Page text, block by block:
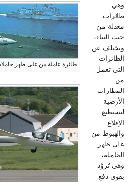
طائرة عاملة من على ظهر
وهي
طائرات
معدلة من
حيث البناء،
وتختلف عن
الطائرات
التي تعمل
من
المطارات
الأرضية
لتستطيع
الإقلاع
والهبوط من
على ظهر
الحاملة،
وهي تُزَوَّد
بقوى دفع